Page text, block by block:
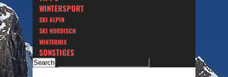
WINTERSPORT
SKI ALPIN
SKI NORDISCH
WINTERMIX
SONSTIGES